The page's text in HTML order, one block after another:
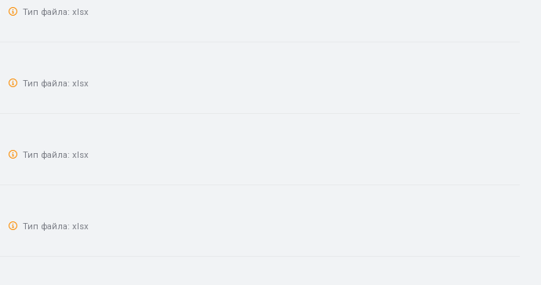
Тип файла: xlsx
Тип файла: xlsx
Тип файла: xlsx
Тип файла: xlsx